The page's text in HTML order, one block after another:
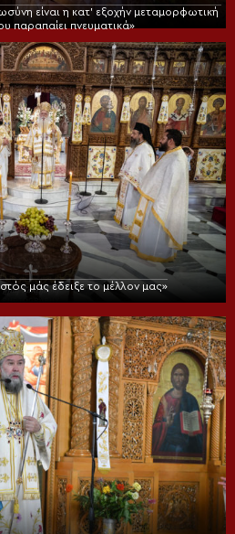
είναι η κατ’ εξοχήν μεταμορφωτική
παραπαίει πνευματικά»
μάς έδειξε το μέλλον μας»